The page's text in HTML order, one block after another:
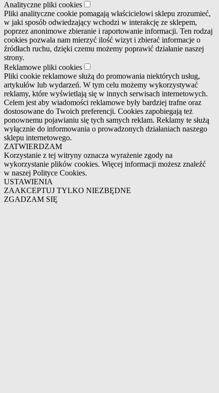
Analityczne pliki cookies
Pliki analityczne cookie pomagają właścicielowi sklepu zrozumieć,
w jaki sposób odwiedzający wchodzi w interakcję ze sklepem,
poprzez anonimowe zbieranie i raportowanie informacji. Ten rodzaj
cookies pozwala nam mierzyć ilość wizyt i zbierać informacje o
źródłach ruchu, dzięki czemu możemy poprawić działanie naszej
strony.
Reklamowe pliki cookies
Pliki cookie reklamowe służą do promowania niektórych usług,
artykułów lub wydarzeń. W tym celu możemy wykorzystywać
reklamy, które wyświetlają się w innych serwisach internetowych.
Celem jest aby wiadomości reklamowe były bardziej trafne oraz
dostosowane do Twoich preferencji. Cookies zapobiegają też
ponownemu pojawianiu się tych samych reklam. Reklamy te służą
wyłącznie do informowania o prowadzonych działaniach naszego
sklepu internetowego.
ZATWIERDZAM
Korzystanie z tej witryny oznacza wyrażenie zgody na
wykorzystanie plików cookies. Więcej informacji możesz znaleźć
w naszej Polityce Cookies.
USTAWIENIA
ZAAKCEPTUJ TYLKO NIEZBĘDNE
ZGADZAM SIĘ